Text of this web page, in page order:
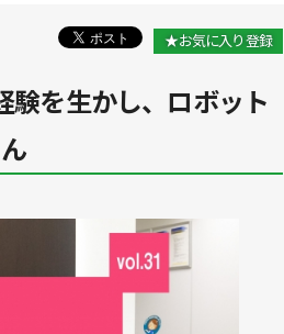
★お気に入り登録
を生かし、ロボット